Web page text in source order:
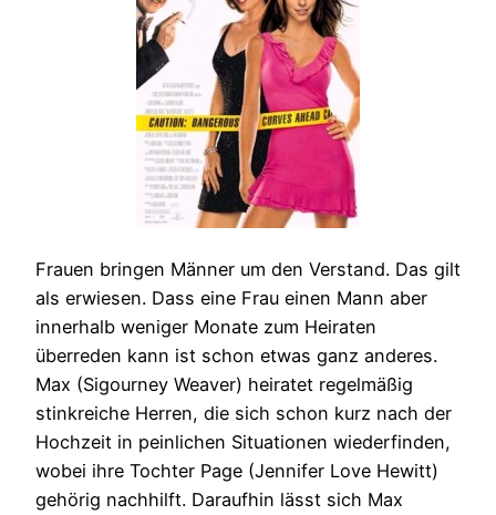
Frauen bringen Männer um den Verstand. Das gilt
als erwiesen. Dass eine Frau einen Mann aber
innerhalb weniger Monate zum Heiraten
überreden kann ist schon etwas ganz anderes.
Max (Sigourney Weaver) heiratet regelmäßig
stinkreiche Herren, die sich schon kurz nach der
Hochzeit in peinlichen Situationen wiederfinden,
wobei ihre Tochter Page (Jennifer Love Hewitt)
gehörig nachhilft. Daraufhin lässt sich Max